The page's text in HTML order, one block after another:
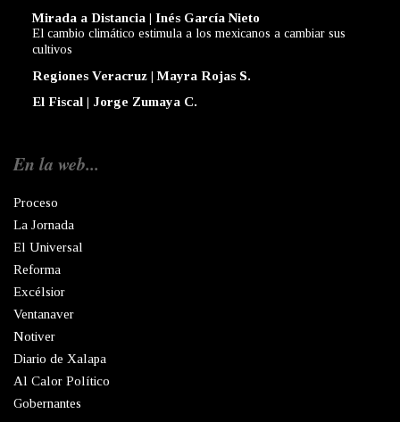
Mirada a Distancia | Inés García Nieto
El cambio climático estimula a los mexicanos a cambiar sus
cultivos
Regiones Veracruz | Mayra Rojas S.
El Fiscal | Jorge Zumaya C.
En la web...
Proceso
La Jornada
El Universal
Reforma
Excélsior
Ventanaver
Notiver
Diario de Xalapa
Al Calor Político
Gobernantes